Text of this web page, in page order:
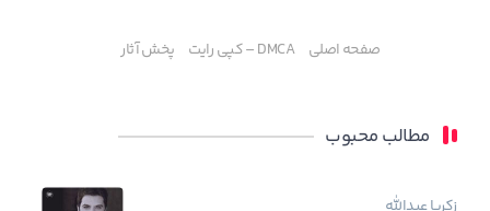
صفحه اصلی DMCA – کپی رایت پخش آثار
مطالب محبوب